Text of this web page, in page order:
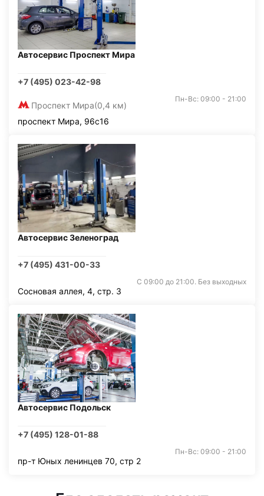
Автосервис Проспект Мира
+7 (495) 023-42-98
Проспект Мира(0,4 км)
Пн-Вс: 09:00 - 21:00
проспект Мира, 96с16
Автосервис Зеленоград
+7 (495) 431-00-33
С 09:00 до 21:00. Без выходных
Сосновая аллея, 4, стр. 3
Автосервис Подольск
+7 (495) 128-01-88
Пн-Вс: 09:00 - 21:00
пр-т Юных ленинцев 70, стр 2